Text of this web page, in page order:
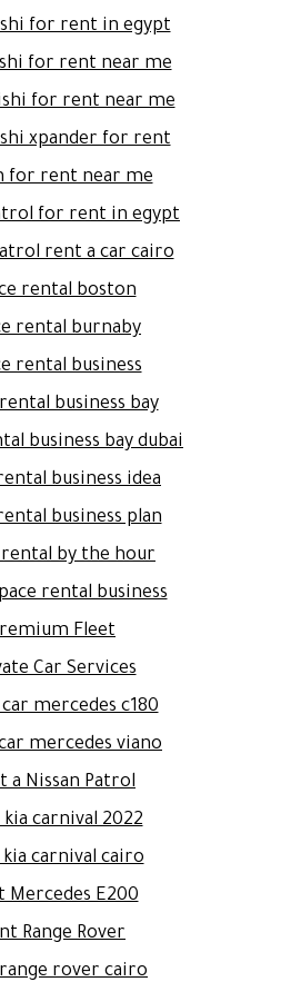
for rent in egypt
for rent near me
for rent near me\
xpander for rent
for rent near me
for rent in egypt
rent a car cairo
rental boston
rental burnaby
rental business
business bay
business bay dubai
business idea
business plan
by the hour
rental business
Fleet
Car Services
mercedes c180
mercedes viano
a Nissan Patrol
carnival 2022
carnival cairo
Mercedes E200
Range Rover
rover cairo